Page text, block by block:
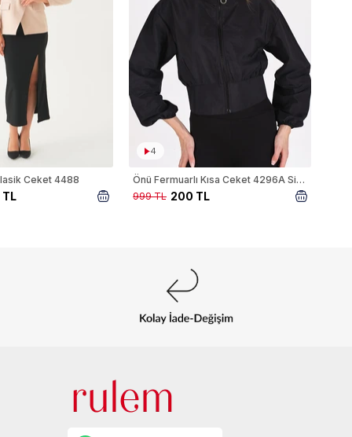
Ceket 4488
TL
4
Önü Fermuarlı Kısa Ceket 4296A Siyah
200 TL
999 TL